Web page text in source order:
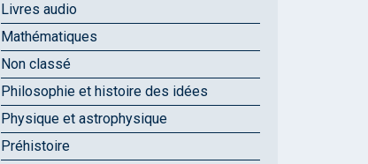
Livres audio
Mathématiques
Non classé
Philosophie et histoire des idées
Physique et astrophysique
Préhistoire